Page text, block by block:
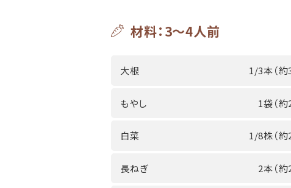
材料：3～4人前
大根 1/3本（約
もやし 1袋（約
白菜 1/8株（約
長ねぎ 2本（約